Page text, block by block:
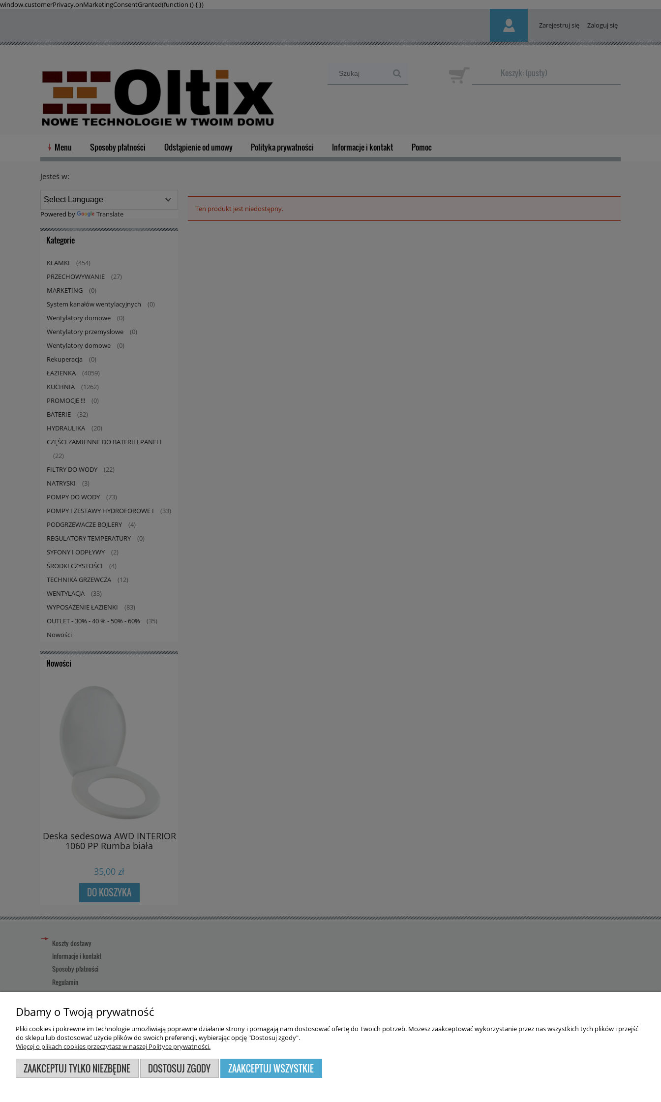
window.customerPrivacy.onMarketingConsentGranted(function () {})
Zarejestruj się Zaloguj się
Koszyk:(pusty)
Menu Sposoby płatności Odstąpienie od umowy Polityka prywatności Informacje i kontakt Pomoc
Jesteś w:
Powered by Translate
Kategorie
KLAMKI (454)
PRZECHOWYWANIE (27)
MARKETING (0)
System kanałów wentylacyjnych (0)
Wentylatory domowe (0)
Wentylatory przemysłowe (0)
Wentylatory domowe (0)
Rekuperacja (0)
ŁAZIENKA (4059)
KUCHNIA (1262)
PROMOCJE !!! (0)
BATERIE (32)
HYDRAULIKA (20)
CZĘŚCI ZAMIENNE DO BATERII I PANELI
(22)
FILTRY DO WODY (22)
NATRYSKI (3)
POMPY DO WODY (73)
POMPY I ZESTAWY HYDROFOROWE I (33)
PODGRZEWACZE BOJLERY (4)
REGULATORY TEMPERATURY (0)
SYFONY I ODPŁYWY (2)
ŚRODKI CZYSTOŚCI (4)
TECHNIKA GRZEWCZA (12)
WENTYLACJA (33)
WYPOSAŻENIE ŁAZIENKI (83)
OUTLET - 30% - 40 % - 50% - 60% (35)
Nowości
Nowości
Deska sedesowa AWD INTERIOR
1060 PP Rumba biała
35,00 zł
DO KOSZYKA
Ten produkt jest niedostępny.
Koszty dostawy
Informacje i kontakt
Sposoby płatności
Regulamin
Reklamacja towaru
Pomoc
Użytkowanie sklepu oznacza zgodę na wykorzystywanie plików cookies. Szczegółowe informacje w regulaminie.
Sklep internetowy Shoper.pl
Dbamy o Twoją prywatność
Pliki cookies i pokrewne im technologie umożliwiają poprawne działanie strony i pomagają nam dostosować ofertę do Twoich potrzeb. Możesz zaakceptować wykorzystanie przez nas wszystkich tych plików i przejść
do sklepu lub dostosować użycie plików do swoich preferencji, wybierając opcję "Dostosuj zgody".
Więcej o plikach cookies przeczytasz w naszej Polityce prywatności.
ZAAKCEPTUJ TYLKO NIEZBĘDNE DOSTOSUJ ZGODY ZAAKCEPTUJ WSZYSTKIE